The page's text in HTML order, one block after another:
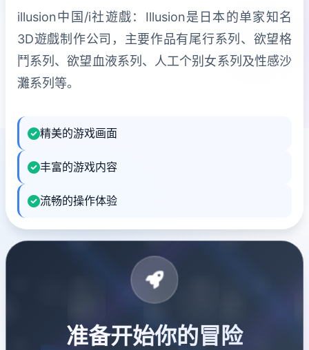
illusion中国/i社遊戲：Illusion是日本的单家知名
3D遊戲制作公司，主要作品有尾行系列、欲望格
鬥系列、欲望血液系列、人工个别女系列及性感沙
灘系列等。
精美的游戏画面
丰富的游戏内容
流畅的操作体验
准备开始你的冒险